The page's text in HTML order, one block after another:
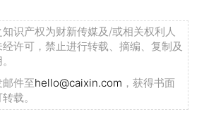
识产权为财新传媒及/或相关权利人
许可，禁止进行转载、摘编、复制及
件至hello@caixin.com ，获得书面
载。